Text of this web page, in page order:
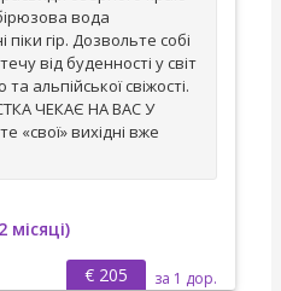
вода
гір. Дозвольте собі
від буденності у світ
альпійської свіжості.
ЧЕКАЄ НА ВАС У
«свої» вихідні вже
місяці)
€ 205
за 1 дор.